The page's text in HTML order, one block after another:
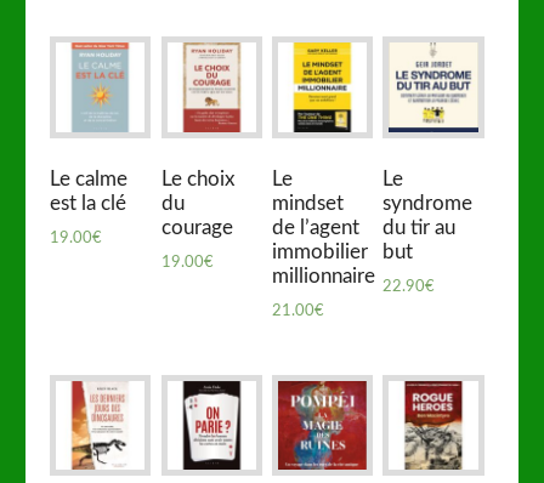
Le calme
est la clé
19.00€
Le choix
du
courage
19.00€
Le
mindset
de l’agent
immobilier
millionnaire
21.00€
Le
syndrome
du tir au
but
22.90€